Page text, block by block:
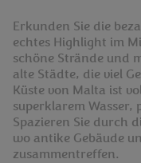
Erkunden Sie die
echtes Highlight im
schöne Strände und
alte Städte, die viel
Küste von Malta ist
superklarem
Spazieren Sie durch
wo antike Gebäude
zusammentreffen.